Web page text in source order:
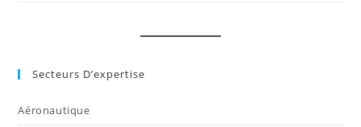
Secteurs D’expertise
Aéronautique